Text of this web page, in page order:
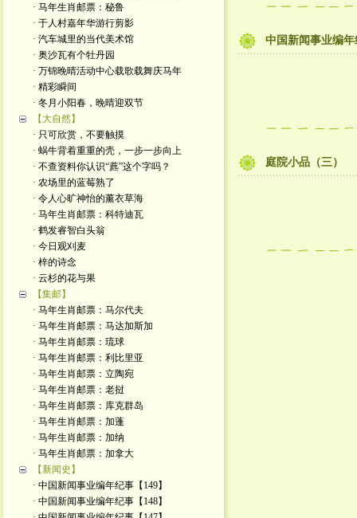
· 马年生肖邮票：秘鲁
· 于人村嘉年华游行剪影
· 汽车城里的当代美术馆
· 奥沙瓦有个牡丹园
· 万锦晚晴活动中心载歌载舞庆马年
· 精彩瞬间
· 冬月小阳春，晚晴迎双节
【大自然】
· 只可欣赏，不要触摸
· 蜗牛背着重重的壳，一步一步向上
· 不查资料你认识“藨”这个字吗？
· 农场里的蓝莓熟了
· 令人心旷神怡的薰衣草海
· 马年生肖邮票：科特迪瓦
· 鹤发睿智白头翁
· 今日观刈麦
· 梓的诗念
· 云杉的花与果
【集邮】
· 马年生肖邮票：马尔代夫
· 马年生肖邮票：马达加斯加
· 马年生肖邮票：琉球
· 马年生肖邮票：利比里亚
· 马年生肖邮票：立陶宛
· 马年生肖邮票：老挝
· 马年生肖邮票：库克群岛
· 马年生肖邮票：加蓬
· 马年生肖邮票：加纳
· 马年生肖邮票：加拿大
【新闻史】
· 中国新闻事业编年纪事【149】
· 中国新闻事业编年纪事【148】
中国新闻事业编年
庭院小品（三）